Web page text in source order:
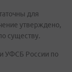
для
утверждено,
существу.
УФСБ России по